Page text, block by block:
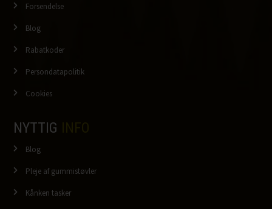
Forsendelse
Blog
Rabatkoder
Persondatapolitik
Cookies
NYTTIG
Blog
Pleje af gummistøvler
Kånken tasker